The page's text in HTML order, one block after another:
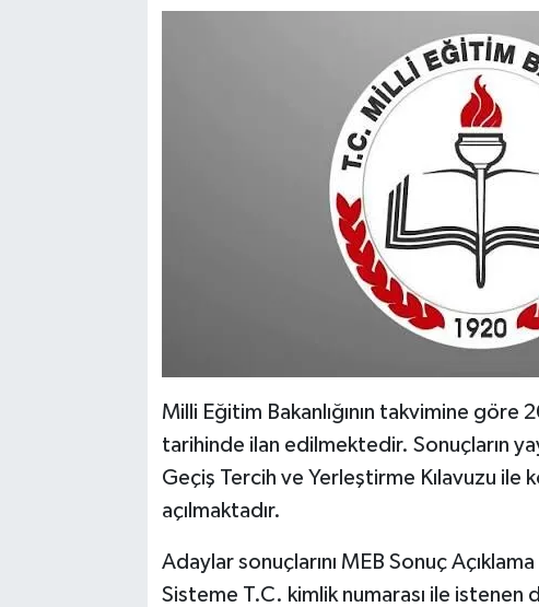
Milli Eğitim Bakanlığının takvimine göre
tarihinde ilan edilmektedir. Sonuçların
Geçiş Tercih ve Yerleştirme Kılavuzu ile
açılmaktadır.
Adaylar sonuçlarını MEB Sonuç
Sisteme T.C. kimlik numarası ile